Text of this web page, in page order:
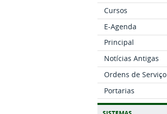
Cursos
E-Agenda
Principal
Notícias Antigas
Ordens de Serviço
Portarias